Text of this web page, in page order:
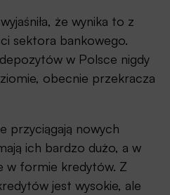
wyjaśniła, że wynika to z
sektora bankowego.
w Polsce nigdy
obecnie przekracza
przyciągają nowych
ich bardzo dużo, a w
w formie kredytów. Z
jest wysokie, ale